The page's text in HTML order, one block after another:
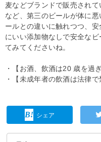
麦などブランドで販売されて
など、第三のビールが体に
ールとの違いに触れつつ、
にいい添加物なしで安全な
てみてくださいね。
・【お酒、飲酒は20 歳を過
・【未成年者の飲酒は法律で
シェア